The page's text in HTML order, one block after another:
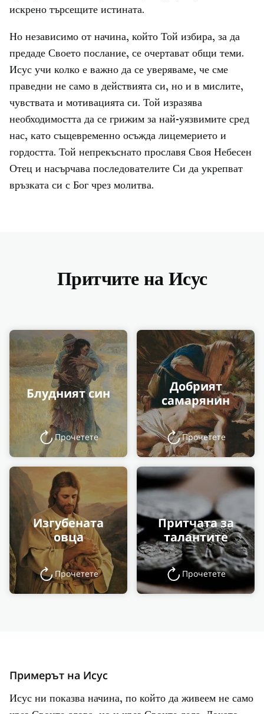
искрено търсещите истината.
Но независимо от начина, който Той избира, за да
предаде Своето послание, се очертават общи теми.
Исус учи колко е важно да се уверяваме, че сме
праведни не само в действията си, но и в мислите,
чувствата и мотивацията си. Той изразява
необходимостта да се грижим за най-уязвимите сред
нас, като същевременно осъжда лицемерието и
гордостта. Той непрекъснато прославя Своя Небесен
Отец и насърчава последователите Си да укрепват
връзката си с Бог чрез молитва.
Притчите на Исус
Блудният син
Прочетете
Добрият
самарянин
Прочетете
Изгубената
овца
Прочетете
Притчата за
талантите
Прочетете
Примерът на Исус
Исус ни показва начина, по който да живеем не само